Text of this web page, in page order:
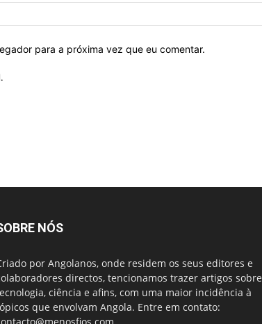
para a próxima vez que eu comentar.
NÓS
por Angolanos, onde residem os seus editores e
directos, tencionamos trazer artigos sobre
ciência e afins, com uma maior incidência à
que envolvam Angola. Entre em contato: